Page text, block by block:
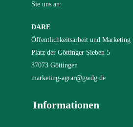
Sie uns an:
DARE
Öffentlichkeitsarbeit und Marketing
Platz der Göttinger Sieben 5
37073 Göttingen
marketing-agrar@gwdg.de
Informationen